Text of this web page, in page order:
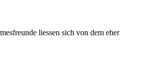
liessen sich von dem eher